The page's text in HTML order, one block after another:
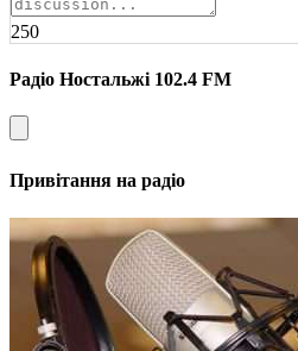
250
Радіо Ностальжі 102.4 FM
Привітання на радіо